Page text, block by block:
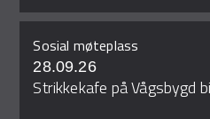
Sosial møteplass
28.09.26
Strikkekafe på Vågsbygd